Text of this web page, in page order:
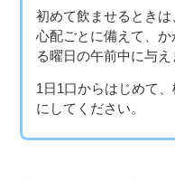
初めて飲ませるとき
心配ごとに備えて、
る曜日の午前中に与え
1日1口からはじめて
にしてください。